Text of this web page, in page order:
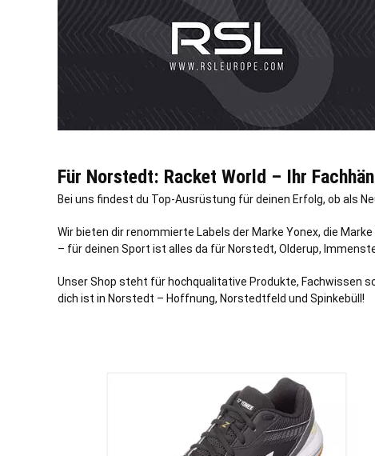
Für Norstedt: Racket World – Ihr
Bei uns findest du Top-Ausrüstung für deinen Erfolg, ob als
Wir bieten dir renommierte Labels der Marke Yonex, die
– für deinen Sport ist alles da für Norstedt, Olderup,
Unser Shop steht für hochqualitative Produkte, Fachwissen
dich ist in Norstedt – Hoffnung, Norstedtfeld und Spinkebüll!